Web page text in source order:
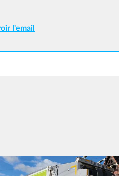
l'email